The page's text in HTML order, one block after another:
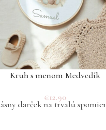
Kruh s menom Medvedík
€12.90
darček na trvalú